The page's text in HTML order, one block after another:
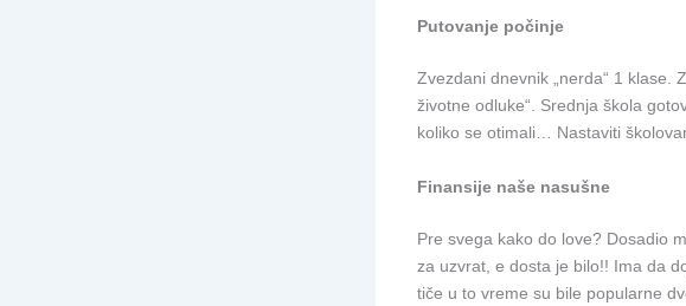
Putovanje počinje
Zvezdani dnevnik „nerda“ 1 klase.
životne odluke“. Srednja škola
koliko se otimali… Nastaviti
Finansije naše nasušne
Pre svega kako do love? Dosadio
za uzvrat, e dosta je bilo!! Ima da
tiče u to vreme su bile popularne